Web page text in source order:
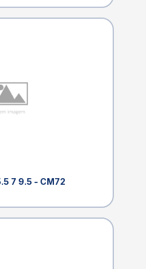
KIT TESOURA C/ 3 5.5 7 9.5 - CM72